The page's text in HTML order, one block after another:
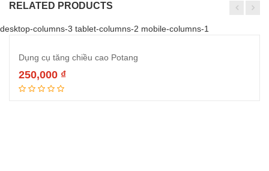
RELATED PRODUCTS
desktop-columns-3 tablet-columns-2 mobile-columns-1
Dụng cụ tăng chiều cao Potang
250,000 ₫